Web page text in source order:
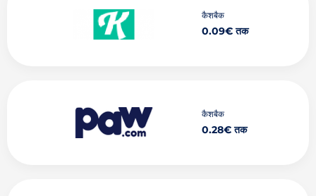
कैशबैक
0.09€ तक
कैशबैक
0.28€ तक